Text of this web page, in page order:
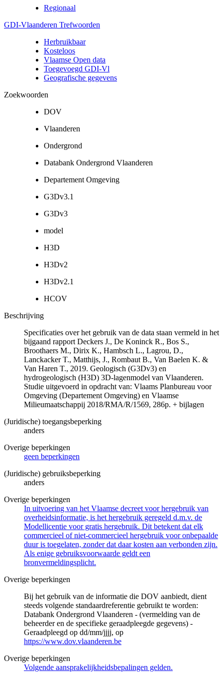
Regionaal
GDI-Vlaanderen Trefwoorden
Herbruikbaar
Kosteloos
Vlaamse Open data
Toegevoegd GDI-Vl
Geografische gegevens
Zoekwoorden
DOV
Vlaanderen
Ondergrond
Databank Ondergrond Vlaanderen
Departement Omgeving
G3Dv3.1
G3Dv3
model
H3D
H3Dv2
H3Dv2.1
HCOV
Beschrijving
Specificaties over het gebruik van de data staan vermeld in het
bijgaand rapport Deckers J., De Koninck R., Bos S.,
Broothaers M., Dirix K., Hambsch L., Lagrou, D.,
Lanckacker T., Matthijs, J., Rombaut B., Van Baelen K. &
Van Haren T., 2019. Geologisch (G3Dv3) en
hydrogeologisch (H3D) 3D-lagenmodel van Vlaanderen.
Studie uitgevoerd in opdracht van: Vlaams Planbureau voor
Omgeving (Departement Omgeving) en Vlaamse
Milieumaatschappij 2018/RMA/R/1569, 286p. + bijlagen
(Juridische) toegangsbeperking
anders
Overige beperkingen
geen beperkingen
(Juridische) gebruiksbeperking
anders
Overige beperkingen
In uitvoering van het Vlaamse decreet voor hergebruik van
overheidsinformatie, is het hergebruik geregeld d.m.v. de
Modellicentie voor gratis hergebruik. Dit betekent dat elk
commercieel of niet-commercieel hergebruik voor onbepaalde
duur is toegelaten, zonder dat daar kosten aan verbonden zijn.
Als enige gebruiksvoorwaarde geldt een
bronvermeldingsplicht.
Overige beperkingen
Bij het gebruik van de informatie die DOV aanbiedt, dient
steeds volgende standaardreferentie gebruikt te worden:
Databank Ondergrond Vlaanderen - (vermelding van de
beheerder en de specifieke geraadpleegde gegevens) -
Geraadpleegd op dd/mm/jjjj, op
https://www.dov.vlaanderen.be
Overige beperkingen
Volgende aansprakelijkheidsbepalingen gelden.